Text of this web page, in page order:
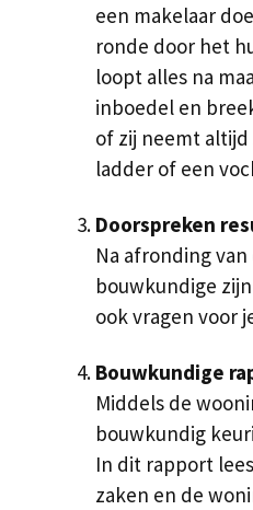
een makelaar
ronde door het
loopt alles na
inboedel en
of zij neemt altijd
ladder of een
Doorspreken
Na afronding
bouwkundige
ook vragen voor
Bouwkundige
Middels de
bouwkundig
In dit rapport
zaken en de